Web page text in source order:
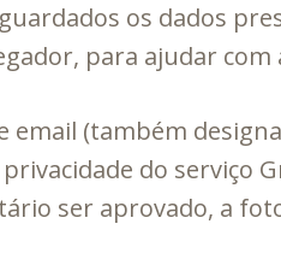
os dados
para ajudar com
(também
do serviço
ser aprovado, a